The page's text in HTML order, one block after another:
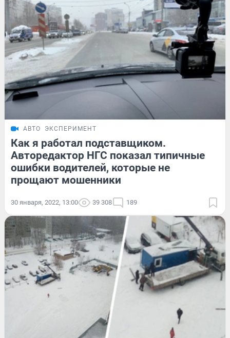
АВТО ЭКСПЕРИМЕНТ
Как я работал подставщиком.
Авторедактор НГС показал типичные
ошибки водителей, которые не
прощают мошенники
30 января, 2022, 13:00 39 308 189